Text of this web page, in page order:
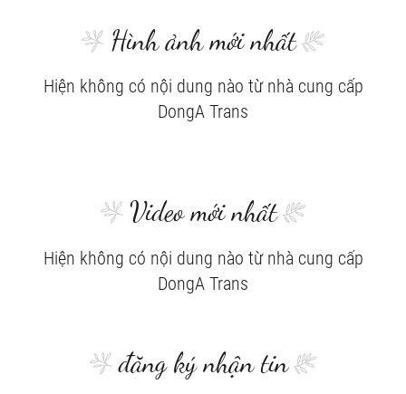
Hình ảnh mới nhất
Hiện không có nội dung nào từ nhà cung cấp
DongA Trans
Video mới nhất
Hiện không có nội dung nào từ nhà cung cấp
DongA Trans
đăng ký nhận tin